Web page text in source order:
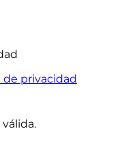
de privacidad